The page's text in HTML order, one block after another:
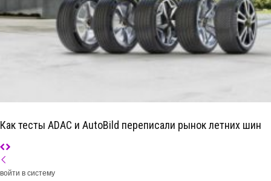
Как тесты ADAC и AutoBild переписали рынок летних шин
войти в систему